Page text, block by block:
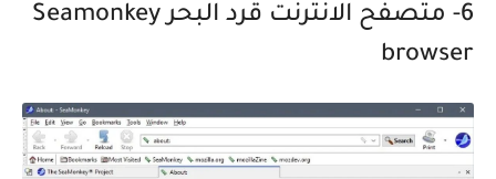
6- متصفح الانترنت قرد البحر Seamonkey
browser